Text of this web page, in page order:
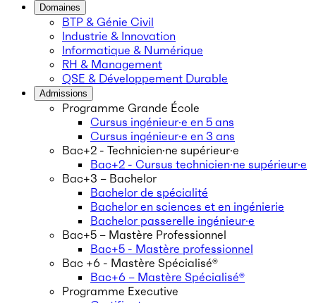
Domaines
BTP & Génie Civil
Industrie & Innovation
Informatique & Numérique
RH & Management
QSE & Développement Durable
Admissions
Programme Grande École
Cursus ingénieur·e en 5 ans
Cursus ingénieur·e en 3 ans
Bac+2 - Technicien·ne supérieur·e
Bac+2 - Cursus technicien·ne supérieur·e
Bac+3 – Bachelor
Bachelor de spécialité
Bachelor en sciences et en ingénierie
Bachelor passerelle ingénieur·e
Bac+5 – Mastère Professionnel
Bac+5 - Mastère professionnel
Bac +6 - Mastère Spécialisé®
Bac+6 – Mastère Spécialisé®
Programme Executive